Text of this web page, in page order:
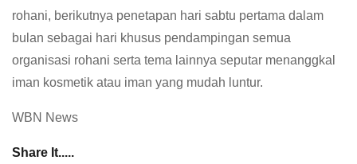
rohani, berikutnya penetapan hari sabtu pertama dalam
bulan sebagai hari khusus pendampingan semua
organisasi rohani serta tema lainnya seputar menanggkal
iman kosmetik atau iman yang mudah luntur.
WBN News
Share It.....